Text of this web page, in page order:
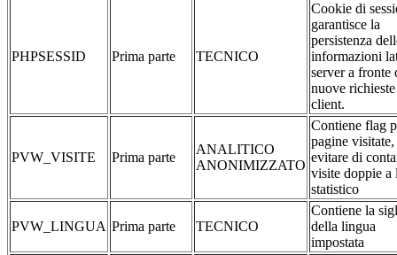
PHPSESSID Prima parte TECNICO
Cookie di
garantisce la
persistenza
informazioni
server a fronte
nuove
client.
PVW_VISITE Prima parte
ANALITICO
ANONIMIZZATO
Contiene flag
pagine visitate,
evitare di
visite doppie a
statistico
PVW_LINGUA Prima parte TECNICO
Contiene la
della lingua
impostata